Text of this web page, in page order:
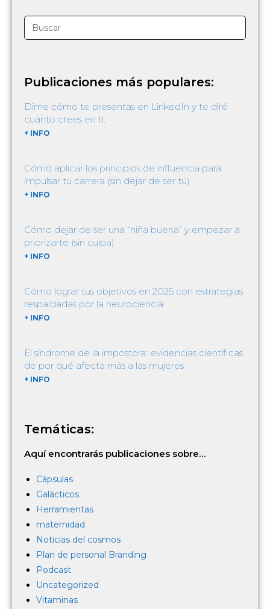
Publicaciones más populares:
Dime cómo te presentas en LinkedIn y te diré
cuánto crees en ti.
+ INFO
Cómo aplicar los principios de influencia para
impulsar tu carrera (sin dejar de ser tú)
+ INFO
Cómo dejar de ser una “niña buena” y empezar a
priorizarte (sin culpa)
+ INFO
Cómo lograr tus objetivos en 2025 con estrategias
respaldadas por la neurociencia
+ INFO
El síndrome de la impostora: evidencias científicas
de por qué afecta más a las mujeres
+ INFO
Temáticas:
Aquí encontrarás publicaciones sobre…
Cápsulas
Galácticos
Herramientas
maternidad
Noticias del cosmos
Plan de personal Branding
Podcast
Uncategorized
Vitaminas